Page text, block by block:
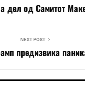
дел од Самитот
NEXT POST
предизвика